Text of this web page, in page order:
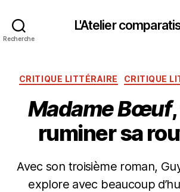
Recherche
L'Atelier
CRITIQUE LITTÉRAIRE CRITIQUE
Madame Bœuf
ruminer sa
Avec son troisième roman,
explore avec beaucoup